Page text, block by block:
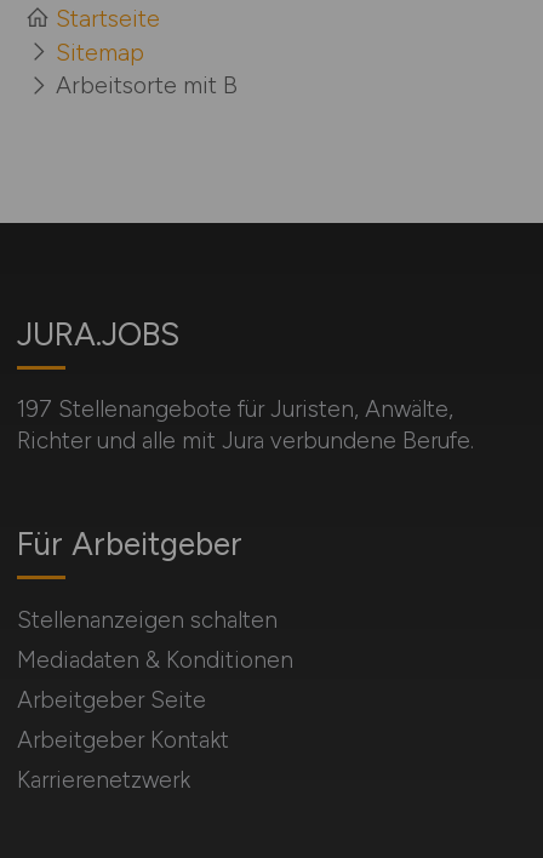
Startseite
Sitemap
Arbeitsorte mit B
JURA.JOBS
197 Stellenangebote für Juristen, Anwälte,
Richter und alle mit Jura verbundene Berufe.
Für Arbeitgeber
Stellenanzeigen schalten
Mediadaten & Konditionen
Arbeitgeber Seite
Arbeitgeber Kontakt
Karrierenetzwerk